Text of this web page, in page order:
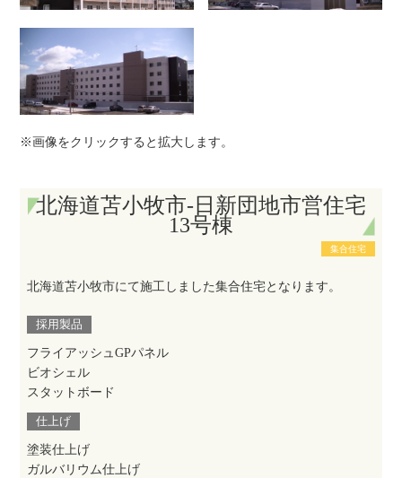
※画像をクリックすると拡大します。
北海道苫小牧市-日新団地市営住宅
13号棟
集合住宅
北海道苫小牧市にて施工しました集合住宅となります。
採用製品
フライアッシュGPパネル
ビオシェル
スタットボード
仕上げ
塗装仕上げ
ガルバリウム仕上げ